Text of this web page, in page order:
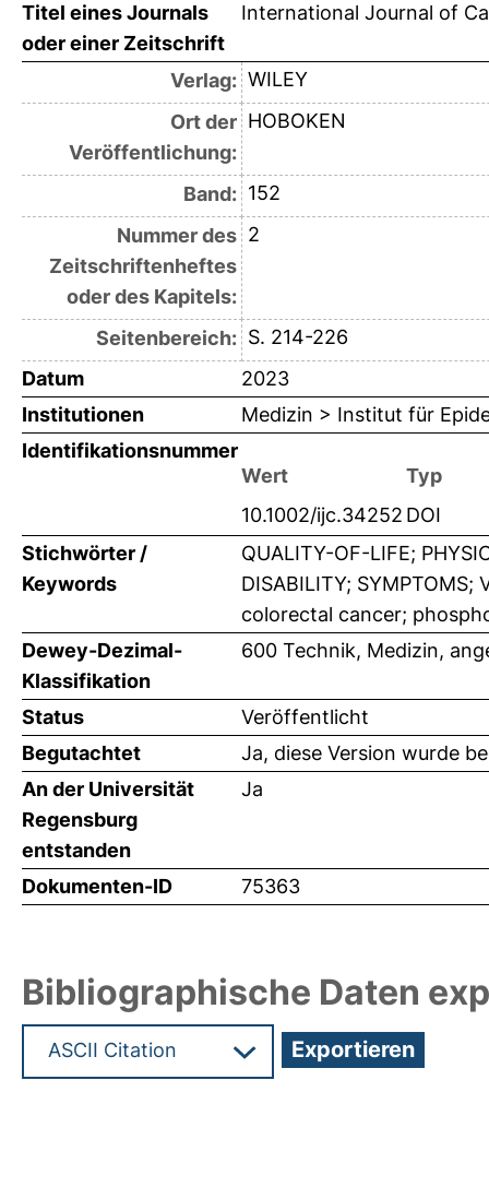
Titel eines Journals
oder einer Zeitschrift
International Journal of
Verlag: WILEY
Ort der
Veröffentlichung:
HOBOKEN
Band: 152
Nummer des
Zeitschriftenheftes
oder des Kapitels:
2
Seitenbereich: S. 214-226
Datum
2023
Institutionen
Medizin > Institut für
Identifikationsnummer
Wert
Typ
10.1002/ijc.34252 DOI
Stichwörter /
Keywords
QUALITY-OF-LIFE;
DISABILITY;
colorectal cancer;
Dewey-Dezimal-
Klassifikation
600 Technik, Medizin,
Status
Veröffentlicht
Begutachtet
Ja, diese Version wurde
An der Universität
Regensburg
entstanden
Ja
Dokumenten-ID 75363
Bibliographische Daten